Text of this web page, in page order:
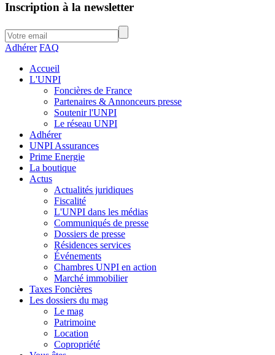
Inscription à la newsletter
Adhérer FAQ
Accueil
L'UNPI
Foncières de France
Partenaires & Annonceurs presse
Soutenir l'UNPI
Le réseau UNPI
Adhérer
UNPI Assurances
Prime Energie
La boutique
Actus
Actualités juridiques
Fiscalité
L'UNPI dans les médias
Communiqués de presse
Dossiers de presse
Résidences services
Événements
Chambres UNPI en action
Marché immobilier
Taxes Foncières
Les dossiers du mag
Le mag
Patrimoine
Location
Copropriété